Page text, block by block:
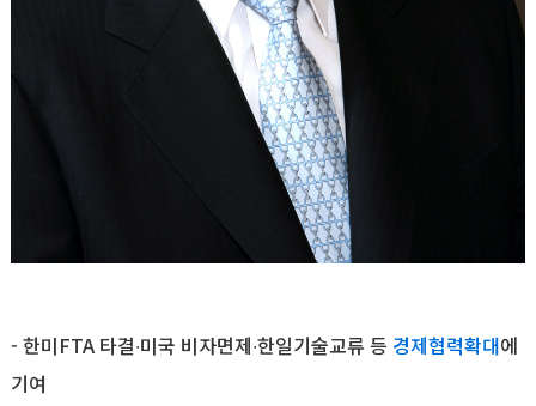
- 한미FTA 타결∙미국 비자면제∙한일기술교류 등 경제협력확대에
기여